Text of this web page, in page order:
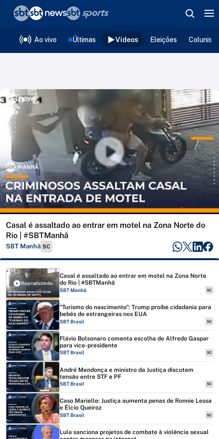
Ao vivo Últimas Vídeos Eleições
Casal é assaltado ao entrar em motel na Zona Norte do
Rio | #SBTManhã
SBT Manhã SC
Reproduzindo
Casal é assaltado ao entrar em motel na Zona Norte
do Rio | #SBTManhã
SBT Manhã SC
"Turismo do nascimento": Trump proíbe cidadania para
bebês de estrangeiras nos EUA
SBT Brasil SC
Flávio Bolsonaro comenta escolha de Alfredo Gaspar
para vice-presidente
SBT Brasil SC
André Mendonça e ministro da Justiça discutem
tensão entre STF e PF
SBT Brasil SC
Caso Marielle: Justiça aumenta penas de Ronnie Lessa
e Élcio Queiroz
SBT Brasil SC
Lula sanciona projetos de combate à violência sexual
❮voltar
Editorias